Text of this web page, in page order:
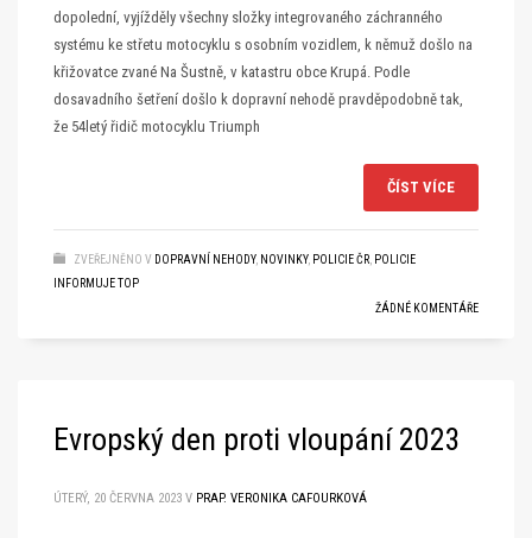
dopolední, vyjížděly všechny složky integrovaného záchranného
systému ke střetu motocyklu s osobním vozidlem, k němuž došlo na
křižovatce zvané Na Šustně, v katastru obce Krupá. Podle
dosavadního šetření došlo k dopravní nehodě pravděpodobně tak,
že 54letý řidič motocyklu Triumph
ČÍST VÍCE
ZVEŘEJNĚNO V DOPRAVNÍ NEHODY, NOVINKY, POLICIE ČR POLICIE
INFORMUJE TOP
ŽÁDNÉ KOMENTÁŘE
Evropský den proti vloupání 2023
ÚTERÝ, 20 ČERVNA 2023 V PRAP. VERONIKA CAFOURKOVÁ